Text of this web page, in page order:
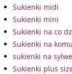
Sukienki midi
Sukienki mini
Sukienki na co
Sukienki na
sukienki na
Sukienki plus